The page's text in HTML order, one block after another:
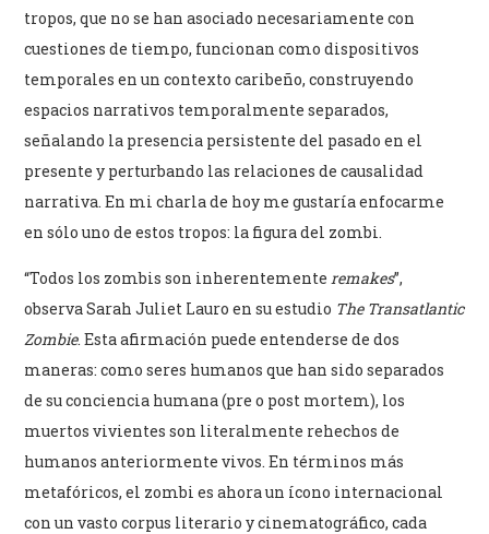
tropos, que no se han asociado necesariamente con
cuestiones de tiempo, funcionan como dispositivos
temporales en un contexto caribeño, construyendo
espacios narrativos temporalmente separados,
señalando la presencia persistente del pasado en el
presente y perturbando las relaciones de causalidad
narrativa. En mi charla de hoy me gustaría enfocarme
en sólo uno de estos tropos: la figura del zombi.
“Todos los zombis son inherentemente remakes”,
observa Sarah Juliet Lauro en su estudio The Transatlantic
Zombie. Esta afirmación puede entenderse de dos
maneras: como seres humanos que han sido separados
de su conciencia humana (pre o post mortem), los
muertos vivientes son literalmente rehechos de
humanos anteriormente vivos. En términos más
metafóricos, el zombi es ahora un ícono internacional
con un vasto corpus literario y cinematográfico, cada